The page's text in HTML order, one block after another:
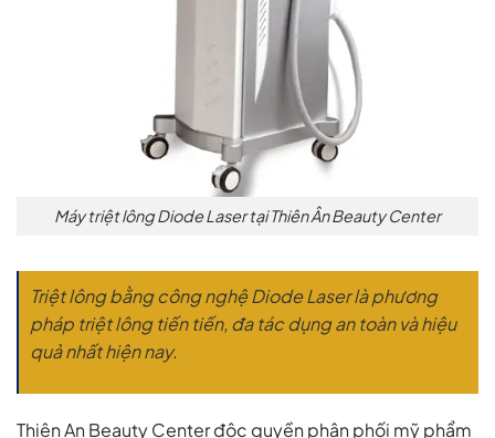
Máy triệt lông Diode Laser tại Thiên Ân Beauty Center
Triệt lông bằng công nghệ Diode Laser là phương
pháp triệt lông tiến tiến, đa tác dụng an toàn và hiệu
quả nhất hiện nay.
Thiên An Beauty Center độc quyền phân phối mỹ phẩm